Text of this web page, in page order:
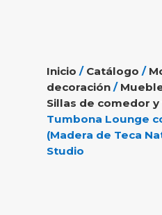
Inicio / Catálogo /
decoración /
Sillas de comedor
Tumbona Lounge
(Madera de Teca
Studio